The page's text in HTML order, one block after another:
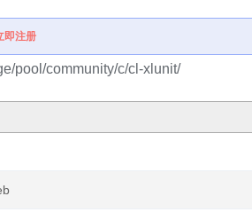
即注册
pool/community/c/cl-xlunit/